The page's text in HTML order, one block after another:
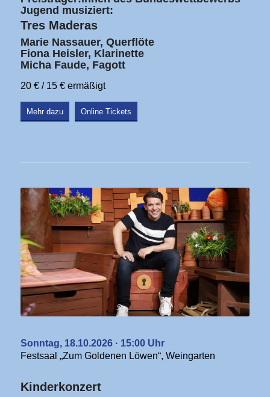
Jugend musiziert:
Tres Maderas
Marie Nassauer, Querflöte
Fiona Heisler, Klarinette
Micha Faude, Fagott
20 € / 15 € ermäßigt
Mehr dazu Online Tickets
Sonntag, 18.10.2026 · 15:00 Uhr
Festsaal „Zum Goldenen Löwen“, Weingarten
Kinderkonzert